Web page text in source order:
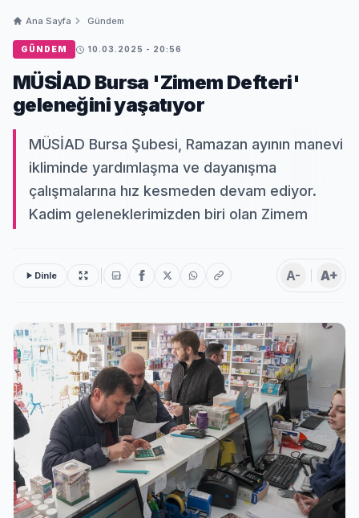
Ana Sayfa Gündem
GÜNDEM 10.03.2025 - 20:56
MÜSİAD Bursa 'Zimem Defteri'
geleneğini yaşatıyor
MÜSİAD Bursa Şubesi, Ramazan ayının manevi
ikliminde yardımlaşma ve dayanışma
çalışmalarına hız kesmeden devam ediyor.
Kadim geleneklerimizden biri olan Zimem
Dinle A- A+